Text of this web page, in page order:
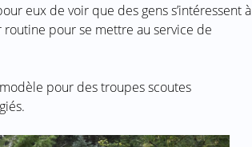
eux de voir que des gens s’intéressent à
pour se mettre au service de
pour des troupes scoutes